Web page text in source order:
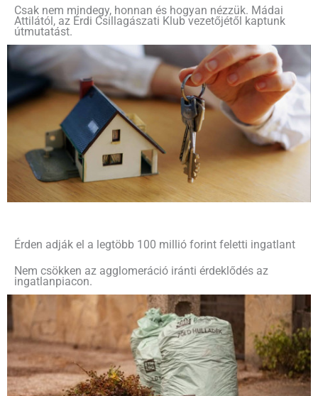
Csak nem mindegy, honnan és hogyan nézzük. Mádai
Attilától, az Érdi Csillagászati Klub vezetőjétől kaptunk
útmutatást.
Érden adják el a legtöbb 100 millió forint feletti ingatlant
Nem csökken az agglomeráció iránti érdeklődés az
ingatlanpiacon.